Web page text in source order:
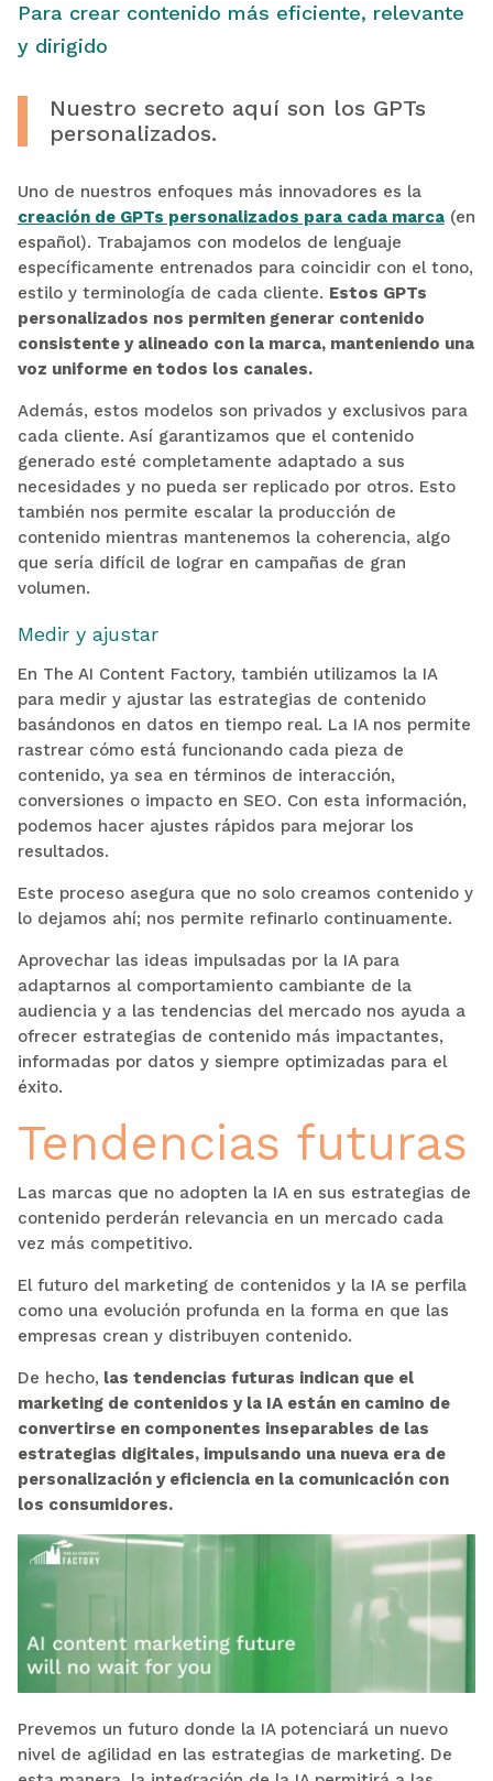
Para crear contenido más eficiente, relevante
y dirigido
Nuestro secreto aquí son los GPTs
personalizados.
Uno de nuestros enfoques más innovadores es la
creación de GPTs personalizados para cada marca(en
español). Trabajamos con modelos de lenguaje
específicamente entrenados para coincidir con el tono,
estilo y terminología de cada cliente. Estos GPTs
personalizados nos permiten generar contenido
consistente y alineado con la marca, manteniendo una
voz uniforme en todos los canales.
Además, estos modelos son privados y exclusivos para
cada cliente. Así garantizamos que el contenido
generado esté completamente adaptado a sus
necesidades y no pueda ser replicado por otros. Esto
también nos permite escalar la producción de
contenido mientras mantenemos la coherencia, algo
que sería difícil de lograr en campañas de gran
volumen.
Medir y ajustar
En The AI Content Factory, también utilizamos la IA
para medir y ajustar las estrategias de contenido
basándonos en datos en tiempo real. La IA nos permite
rastrear cómo está funcionando cada pieza de
contenido, ya sea en términos de interacción,
conversiones o impacto en SEO. Con esta información,
podemos hacer ajustes rápidos para mejorar los
resultados.
Este proceso asegura que no solo creamos contenido y
lo dejamos ahí; nos permite refinarlo continuamente.
Aprovechar las ideas impulsadas por la IA para
adaptarnos al comportamiento cambiante de la
audiencia y a las tendencias del mercado nos ayuda a
ofrecer estrategias de contenido más impactantes,
informadas por datos y siempre optimizadas para el
éxito.
Tendencias futuras
Las marcas que no adopten la IA en sus estrategias de
contenido perderán relevancia en un mercado cada
vez más competitivo.
El futuro del marketing de contenidos y la IA se perfila
como una evolución profunda en la forma en que las
empresas crean y distribuyen contenido.
De hecho, las tendencias futuras indican que el
marketing de contenidos y la IA están en camino de
convertirse en componentes inseparables de las
estrategias digitales, impulsando una nueva era de
personalización y eficiencia en la comunicación con
los consumidores.
Prevemos un futuro donde la IA potenciará un nuevo
nivel de agilidad en las estrategias de marketing. De